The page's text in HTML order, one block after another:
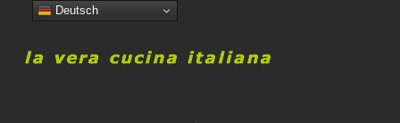
Deutsch